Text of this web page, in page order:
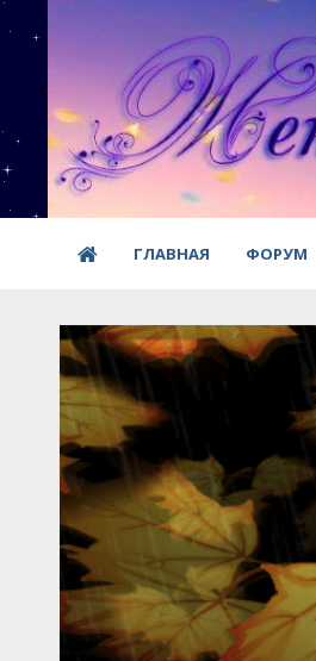
ГЛАВНАЯ ФОРУМ